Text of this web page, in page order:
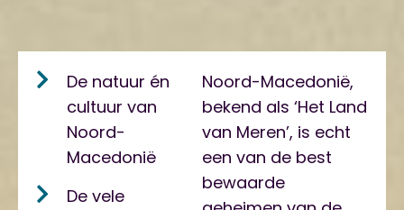
De natuur én
cultuur van
Noord-
Macedonië
De vele
Noord-Macedonië,
bekend als ‘Het Land
van Meren’, is echt
een van de best
bewaarde